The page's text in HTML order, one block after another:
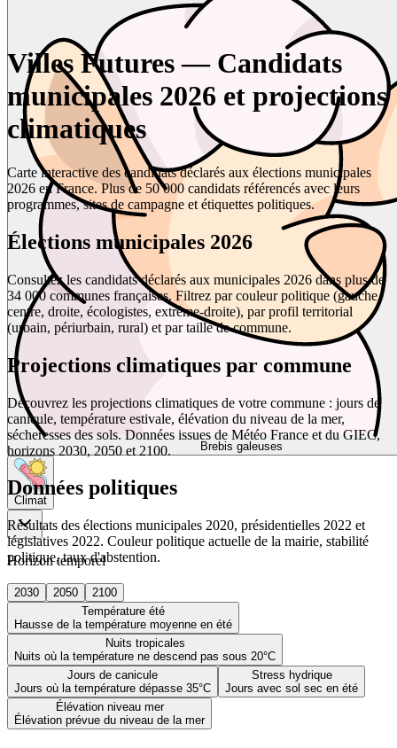
Brebis galeuses
Climat
Horizon temporel
2030 2050
2100
Température été
Hausse de la température moyenne en été
Nuits tropicales
Nuits où la température ne descend pas sous 20°C
Jours de canicule
Jours où la température dépasse 35°C
Stress hydrique
Jours avec sol sec en été
Élévation niveau mer
Élévation prévue du niveau de la mer
Villes Futures — Candidats
municipales 2026 et projections
climatiques
Carte interactive des candidats déclarés aux élections municipales
2026 en France. Plus de 50 000 candidats référencés avec leurs
programmes, sites de campagne et étiquettes politiques.
Élections municipales 2026
Consultez les candidats déclarés aux municipales 2026 dans plus de
34 000 communes françaises. Filtrez par couleur politique (gauche,
centre, droite, écologistes, extrême-droite), par profil territorial
(urbain, périurbain, rural) et par taille de commune.
Projections climatiques par commune
Découvrez les projections climatiques de votre commune : jours de
canicule, température estivale, élévation du niveau de la mer,
sécheresses des sols. Données issues de Météo France et du GIEC,
horizons 2030, 2050 et 2100.
Données politiques
Résultats des élections municipales 2020, présidentielles 2022 et
législatives 2022. Couleur politique actuelle de la mairie, stabilité
politique, taux d'abstention.